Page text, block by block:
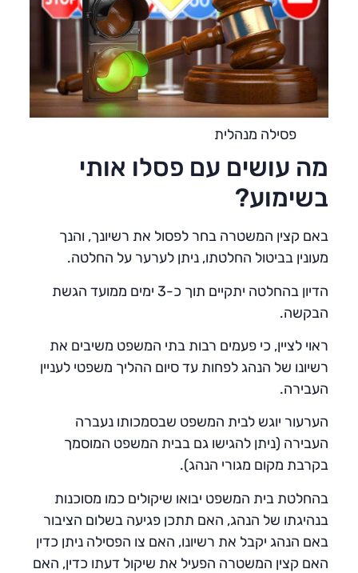
פסילה מנהלית
מה עושים עם פסלו אותי
בשימוע?
באם קצין המשטרה בחר לפסול את רשיונך, והנך
מעונין בביטול החלטתו, ניתן לערער על החלטה.
הדיון בהחלטה יתקיים תוך כ-3 ימים ממועד הגשת
הבקשה.
ראוי לציין, כי פעמים רבות בתי המשפט משיבים את
רשיונו של הנהג לפחות עד סיום ההליך משפטי לעניין
העבירה.
הערעור יוגש לבית המשפט שבסמכותו נעברה
העבירה (ניתן להגישו גם בבית המשפט המוסמך
בקרבת מקום מגורי הנהג).
בהחלטת בית המשפט יבואו שיקולים כמו מסוכנות
בנהיגתו של הנהג, האם תתכן פגיעה בשלום הציבור
באם הנהג יקבל את רשיונו, האם צו הפסילה ניתן כדין
האם קצין המשטרה הפעיל את שיקול דעתו כדין, האם